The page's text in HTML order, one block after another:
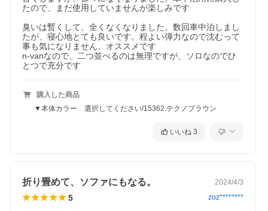
たので、まだ使用していませんが楽しみです
臭いは暫くして、全くなくなりました。数回車中泊しまし
たが、寝心地とても良いです。程よい弾力なので沈むって
事も気になりません。オススメです
n-vanなので、二つ並べるのは無理ですが、ソロなのでひ
とつで充分です
購入した商品
▼本体カラー 選択してください/15362.テクノブラウン
いいね 3
折り畳めて、ソファにもなる。 2024/4/3
5 zoz********